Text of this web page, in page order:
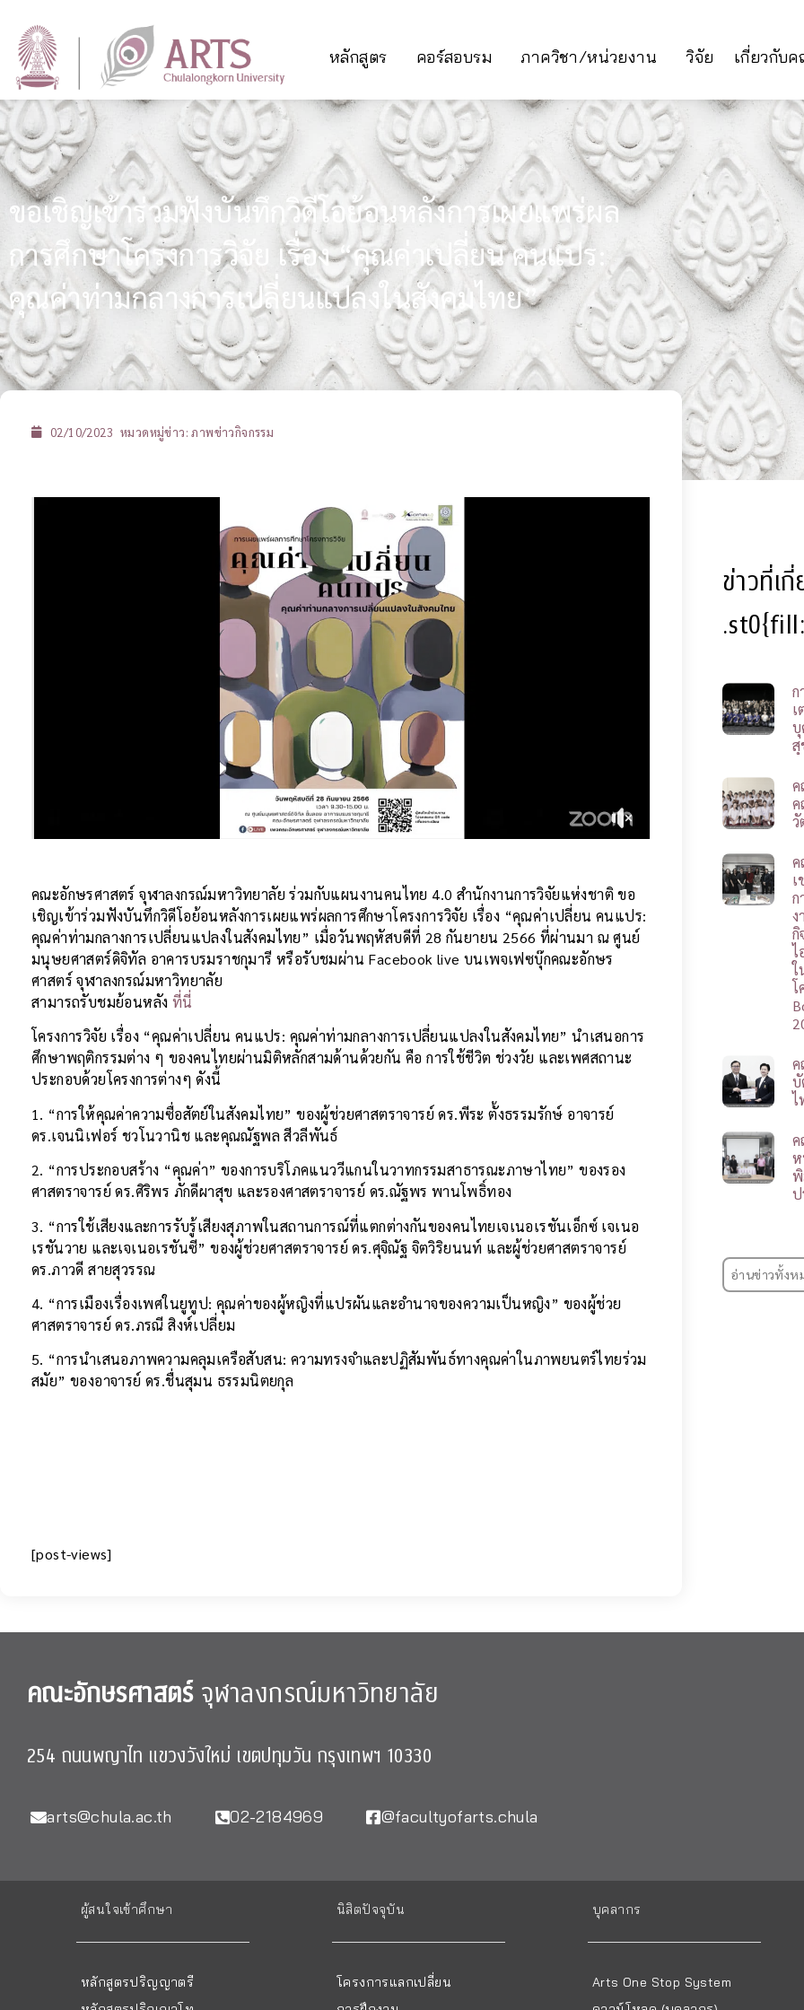
หลักสูตร คอร์สอบรม ภาควิชา/หน่วยงาน วิจัย เกี่ยวกับ
ขอเชิญเข้าร่วมฟังบันทึกวิดีโอย้อนหลังการเผยแพร่ผล
การศึกษาโครงการวิจัย เรื่อง “คุณค่าเปลี่ยน คนแปร:
คุณค่าท่ามกลางการเปลี่ยนแปลงในสังคมไทย”
02/10/2023 หมวดหมู่ข่าว:ภาพข่าวกิจกรรม
คณะอักษรศาสตร์ จุฬาลงกรณ์มหาวิทยาลัย ร่วมกับแผนงานคนไทย 4.0 สำนักงานการวิจัยแห่งชาติ ขอ
เชิญเข้าร่วมฟังบันทึกวิดีโอย้อนหลังการเผยแพร่ผลการศึกษาโครงการวิจัย เรื่อง “คุณค่าเปลี่ยน คนแปร:
คุณค่าท่ามกลางการเปลี่ยนแปลงในสังคมไทย” เมื่อวันพฤหัสบดีที่ 28 กันยายน 2566 ที่ผ่านมา ณ ศูนย์
มนุษยศาสตร์ดิจิทัล อาคารบรมราชกุมารี หรือรับชมผ่าน Facebook live บนเพจเฟซบุ๊กคณะอักษร
ศาสตร์ จุฬาลงกรณ์มหาวิทยาลัย
สามารถรับชมย้อนหลัง ที่นี่
โครงการวิจัย เรื่อง “คุณค่าเปลี่ยน คนแปร: คุณค่าท่ามกลางการเปลี่ยนแปลงในสังคมไทย” นำเสนอการ
ศึกษาพฤติกรรมต่าง ๆ ของคนไทยผ่านมิติหลักสามด้านด้วยกัน คือ การใช้ชีวิต ช่วงวัย และเพศสถานะ
ประกอบด้วยโครงการต่างๆ ดังนี้
1. “การให้คุณค่าความซื่อสัตย์ในสังคมไทย” ของผู้ช่วยศาสตราจารย์ ดร.พีระ ตั้งธรรมรักษ์ อาจารย์
ดร.เจนนิเฟอร์ ชวโนวานิช และคุณณัฐพล สีวลีพันธ์
2. “การประกอบสร้าง “คุณค่า” ของการบริโภคแนววีแกนในวาทกรรมสาธารณะภาษาไทย” ของรอง
ศาสตราจารย์ ดร.ศิริพร ภักดีผาสุข และรองศาสตราจารย์ ดร.ณัฐพร พานโพธิ์ทอง
3. “การใช้เสียงและการรับรู้เสียงสุภาพในสถานการณ์ที่แตกต่างกันของคนไทยเจเนอเรชันเอ็กซ์ เจเนอ
เรชันวาย และเจเนอเรชันซี” ของผู้ช่วยศาสตราจารย์ ดร.ศุจิณัฐ จิตวิริยนนท์ และผู้ช่วยศาสตราจารย์
ดร.ภาวดี สายสุวรรณ
4. “การเมืองเรื่องเพศในยูทูป: คุณค่าของผู้หญิงที่แปรผันและอำนาจของความเป็นหญิง” ของผู้ช่วย
ศาสตราจารย์ ดร.ภรณี สิงห์เปลี่ยม
5. “การนำเสนอภาพความคลุมเครือสับสน: ความทรงจำและปฏิสัมพันธ์ทางคุณค่าในภาพยนตร์ไทยร่วม
สมัย” ของอาจารย์ ดร.ชื่นสุมน ธรรมนิตยกุล
[post-views]
ข่าวที่เ
ก
บุ
ค
ค
วั
ก
ง
กิ
ไ
โ
ค
บั
ไ
ห
ป
อ่านข่าวทั้งห
คณะอักษรศาสตร์จุฬาลงกรณ์มหาวิทยาลัย
254 ถนนพญาไท แขวงวังใหม่ เขตปทุมวัน กรุงเทพฯ 10330
arts@chula.ac.th 02-2184969 @facultyofarts.chula
ผู้สนใจเข้าศึกษา
หลักสูตรปริญญาตรี
นิสิตปัจจุบัน
โครงการแลกเปลี่ยน
บุคลากร
Arts One Stop System